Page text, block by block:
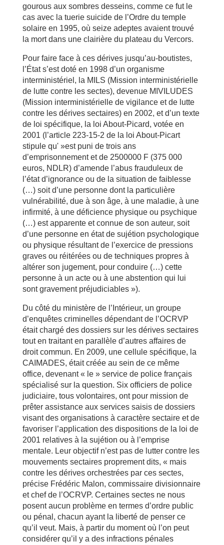
gourous aux sombres desseins, comme ce fut le
cas avec la tuerie suicide de l’Ordre du temple
solaire en 1995, où seize adeptes avaient trouvé
la mort dans une clairière du plateau du Vercors.
Pour faire face à ces dérives jusqu’au-boutistes,
l’État s’est doté en 1998 d’un organisme
interministériel, la MILS (Mission interministérielle
de lutte contre les sectes), devenue MIVILUDES
(Mission interministérielle de vigilance et de lutte
contre les dérives sectaires) en 2002, et d’un texte
de loi spécifique, la loi About-Picard, votée en
2001 (l’article 223-15-2 de la loi About-Picart
stipule qu' »est puni de trois ans
d’emprisonnement et de 2500000 F (375 000
euros, NDLR) d’amende l’abus frauduleux de
l’état d’ignorance ou de la situation de faiblesse
(…) soit d’une personne dont la particulière
vulnérabilité, due à son âge, à une maladie, à une
infirmité, à une déficience physique ou psychique
(…) est apparente et connue de son auteur, soit
d’une personne en état de sujétion psychologique
ou physique résultant de l’exercice de pressions
graves ou réitérées ou de techniques propres à
altérer son jugement, pour conduire (…) cette
personne à un acte ou à une abstention qui lui
sont gravement préjudiciables »).
Du côté du ministère de l’Intérieur, un groupe
d’enquêtes criminelles dépendant de l’OCRVP
était chargé des dossiers sur les dérives sectaires
tout en traitant en parallèle d’autres affaires de
droit commun. En 2009, une cellule spécifique, la
CAIMADES, était créée au sein de ce même
office, devenant « le » service de police français
spécialisé sur la question. Six officiers de police
judiciaire, tous volontaires, ont pour mission de
prêter assistance aux services saisis de dossiers
visant des organisations à caractère sectaire et de
favoriser l’application des dispositions de la loi de
2001 relatives à la sujétion ou à l’emprise
mentale. Leur objectif n’est pas de lutter contre les
mouvements sectaires proprement dits, « mais
contre les dérives orchestrées par ces sectes,
précise Frédéric Malon, commissaire divisionnaire
et chef de l’OCRVP. Certaines sectes ne nous
posent aucun problème en termes d’ordre public
ou pénal, chacun ayant la liberté de penser ce
qu’il veut. Mais, à partir du moment où l’on peut
considérer qu’il y a des infractions pénales